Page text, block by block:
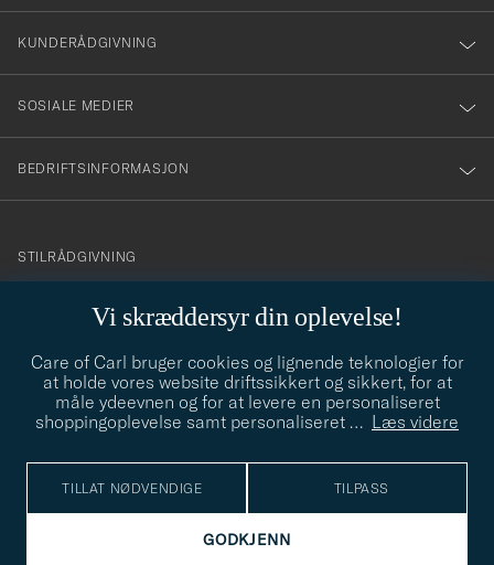
Vi skræddersyr din oplevelse!
Care of Carl bruger cookies og lignende teknologier for
at holde vores website driftssikkert og sikkert, for at
måle ydeevnen og for at levere en personaliseret
shoppingoplevelse samt personaliseret … Læs videre
TILLAT NØDVENDIGE TILPASS
GODKJENN
vårt
nyhetsbrev!
KUNDERÅDGIVNING
SOSIALE MEDIER
BEDRIFTSINFORMASJON
info@careofcarl.no
STILRÅDGIVNING
STILRÅDGIVNING
© Care of Carl 2026